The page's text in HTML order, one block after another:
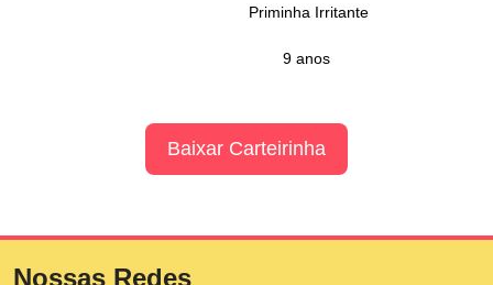
Priminha Irritante
9 anos
Baixar Carteirinha
Nossas Redes